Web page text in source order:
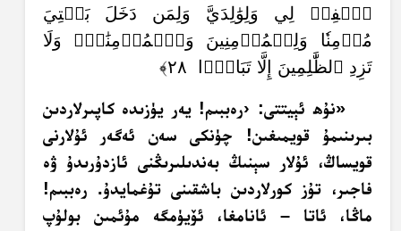
ٱغۡفِرۡ لِي وَلِوَٰلِدَيَّ وَلِمَن دَخَلَ بَيۡتِيَ
مُؤۡمِنٗا وَلِلۡمُؤۡمِنِينَ وَٱلۡمُؤۡمِنَٰتِۖ وَلَا
تَزِدِ ٱلظَّٰلِمِينَ إِلَّا تَبَارَۢا ٢٨﴾
«نۇھ ئېيتتى: ‹رەببىم! يەر يۈزىدە كاپىرلاردىن
بىرىنىمۇ قويمىغىن! چۈنكى سەن ئەگەر ئۇلارنى
قويساڭ، ئۇلار سېنىڭ بەندىلىرىڭنى ئازدۇرىدۇ ۋە
فاجىر، تۇز كورلاردىن باشقىنى تۇغمايدۇ. رەببىم!
ماڭا، ئاتا – ئانامغا، ئۆيۈمگە مۇئمىن بولۇپ